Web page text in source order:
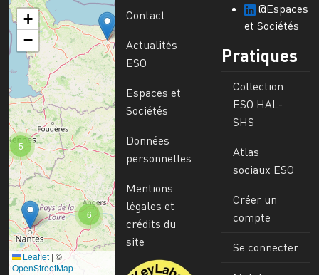
6
5
+
−
Leaflet | ©
OpenStreetMap
Contact
Actualités
ESO
Espaces et
Sociétés
Données
personnelles
Mentions
légales et
crédits du
site
Image
@Espaces
et Sociétés
Pratiques
Collection
ESO HAL-
SHS
Atlas
sociaux ESO
Créer un
compte
Se connecter